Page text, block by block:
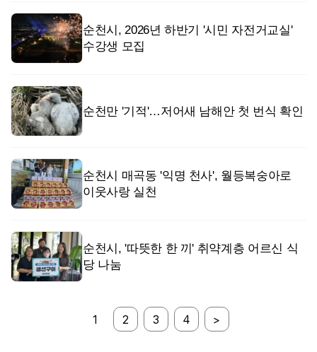
순천시, 2026년 하반기 '시민 자전거교실'
수강생 모집
순천만 '기적'…저어새 남해안 첫 번식 확인
순천시 매곡동 '익명 천사', 월등복숭아로
이웃사랑 실천
순천시, '따뜻한 한 끼' 취약계층 어르신 식
당 나눔
1 2 3 4 >